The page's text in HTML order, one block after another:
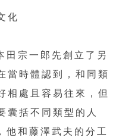
化
宗一郎先創立了另
當時體認到，和同類
相處且容易往來，但
囊括不同類型的人
和藤澤武夫的分工